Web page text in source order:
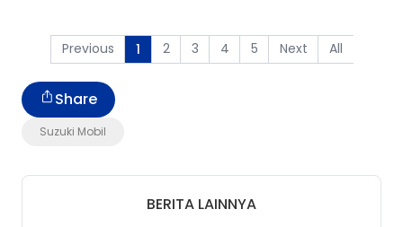
Previous 1 2 3 4 5 Next All
Suzuki Mobil
Share
BERITA LAINNYA